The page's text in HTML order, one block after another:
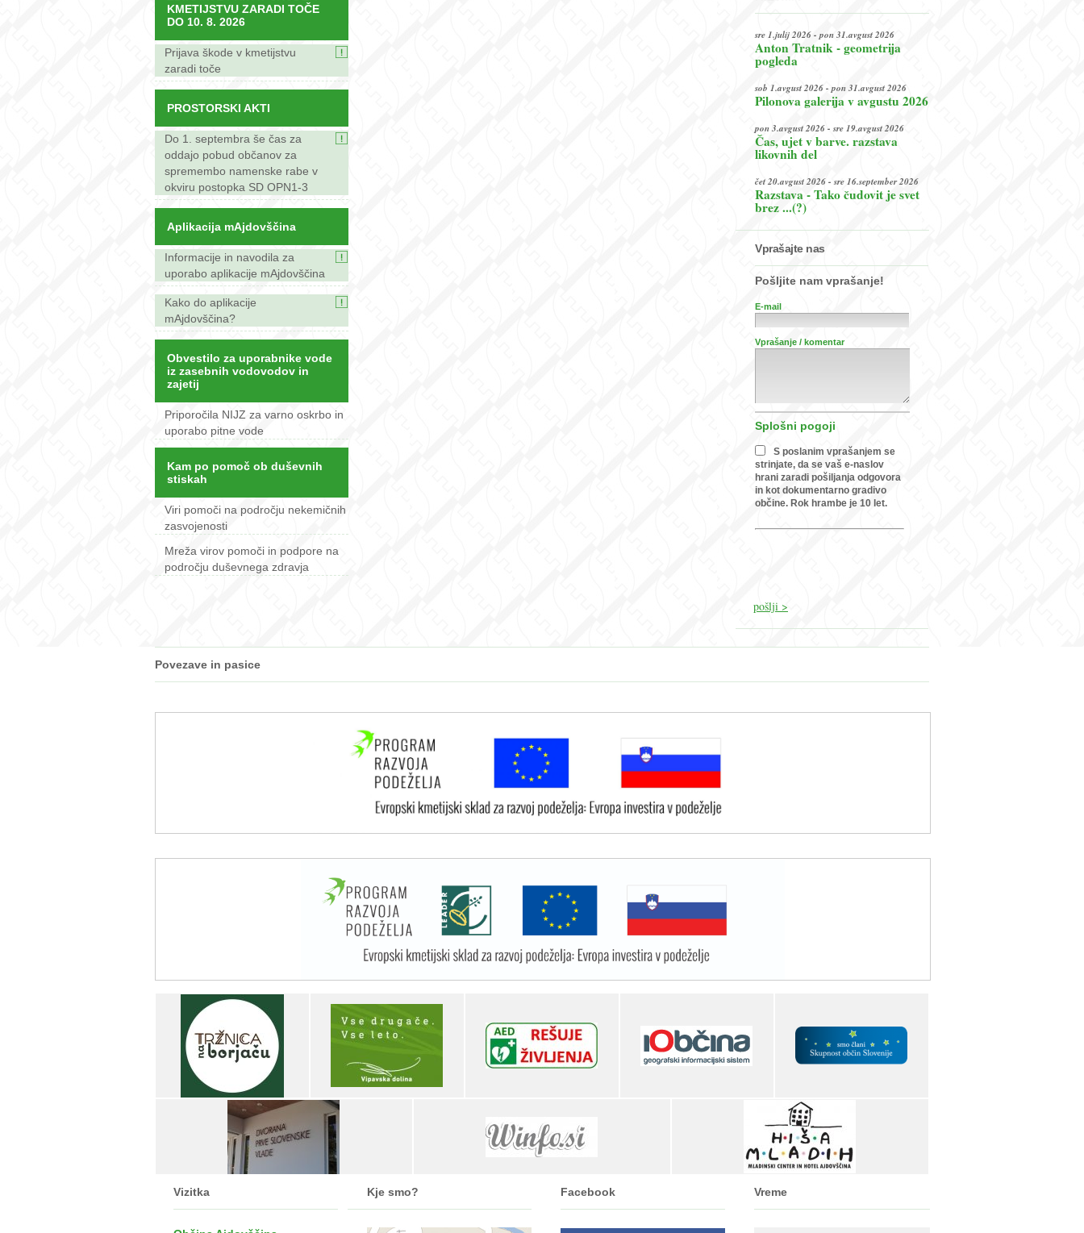
KMETIJSTVU ZARADI TOČE
DO 10. 8. 2026
Prijava škode v kmetijstvu
zaradi toče
PROSTORSKI AKTI
Do 1. septembra še čas za
oddajo pobud občanov za
spremembo namenske rabe v
okviru postopka SD OPN1-3
Aplikacija mAjdovščina
Informacije in navodila za
uporabo aplikacije mAjdovščina
Kako do aplikacije
mAjdovščina?
Obvestilo za uporabnike vode
iz zasebnih vodovodov in
zajetij
Priporočila NIJZ za varno oskrbo in
uporabo pitne vode
Kam po pomoč ob duševnih
stiskah
Viri pomoči na področju nekemičnih
zasvojenosti
Mreža virov pomoči in podpore na
področju duševnega zdravja
sre 1.julij 2026 - pon 31.avgust 2026
Anton Tratnik - geometrija
pogleda
sob 1.avgust 2026 - pon 31.avgust 2026
Pilonova galerija v avgustu 2026
pon 3.avgust 2026 - sre 19.avgust 2026
Čas, ujet v barve. razstava
likovnih del
čet 20.avgust 2026 - sre 16.september 2026
Razstava - Tako čudovit je svet
brez ...(?)
Vprašajte nas
Pošljite nam vprašanje!
E-mail
Vprašanje / komentar
Splošni pogoji
S poslanim vprašanjem se
strinjate, da se vaš e-naslov
hrani zaradi pošiljanja odgovora
in kot dokumentarno gradivo
občine. Rok hrambe je 10 let.
Povezave in pasice
Vizitka Kje smo? Facebook Vreme